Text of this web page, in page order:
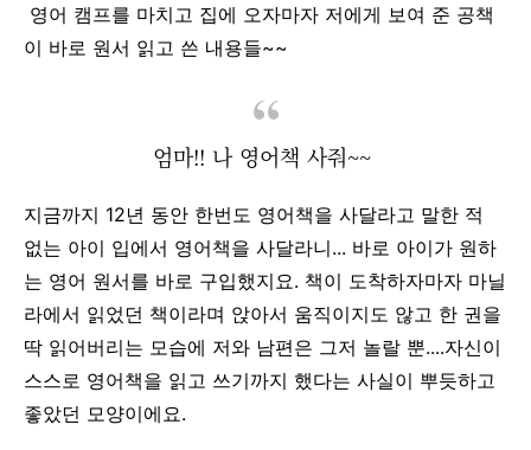
영어 캠프를 마치고 집에 오자마자 저에게 보여 준 공책
이 바로 원서 읽고 쓴 내용들~~
엄마!! 나 영어책 사줘~~
지금까지 12년 동안 한번도 영어책을 사달라고 말한 적
없는 아이 입에서 영어책을 사달라니... 바로 아이가 원하
는 영어 원서를 바로 구입했지요. 책이 도착하자마자 마닐
라에서 읽었던 책이라며 앉아서 움직이지도 않고 한 권을
딱 읽어버리는 모습에 저와 남편은 그저 놀랄 뿐....자신이
스스로 영어책을 읽고 쓰기까지 했다는 사실이 뿌듯하고
좋았던 모양이에요.